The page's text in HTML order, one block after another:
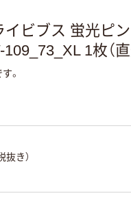
ビブス 蛍光ピ
1枚（直
。
抜き）